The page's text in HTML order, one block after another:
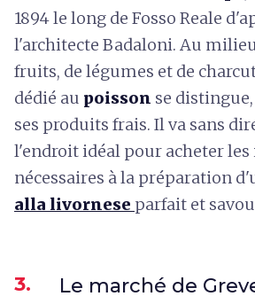
1894 le long de Fosso Reale
l'architecte Badaloni. Au
fruits, de légumes et de
dédié au poisson se
ses produits frais. Il va sans
l'endroit idéal pour acheter
nécessaires à la préparation
alla livornese parfait et
3. Le marché de